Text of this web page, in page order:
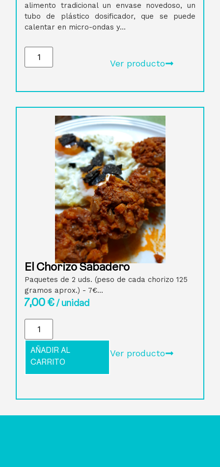
alimento tradicional un envase novedoso, un
tubo de plástico dosificador, que se puede
calentar en micro-ondas y...
Ver producto
El Chorizo Sabadero
Paquetes de 2 uds. (peso de cada chorizo 125
gramos aprox.) - 7€...
7,00€/ unidad
AÑADIR AL
CARRITO
Ver producto